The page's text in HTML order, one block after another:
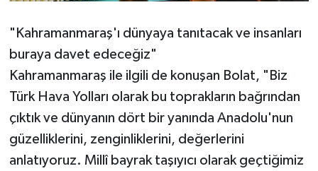
"Kahramanmaraş'ı dünyaya tanıtacak ve insanları
buraya davet edeceğiz"
Kahramanmaraş ile ilgili de konuşan Bolat, "Biz
Türk Hava Yolları olarak bu toprakların bağrından
çıktık ve dünyanın dört bir yanında Anadolu'nun
güzelliklerini, zenginliklerini, değerlerini
anlatıyoruz. Millî bayrak taşıyıcı olarak geçtiğimiz